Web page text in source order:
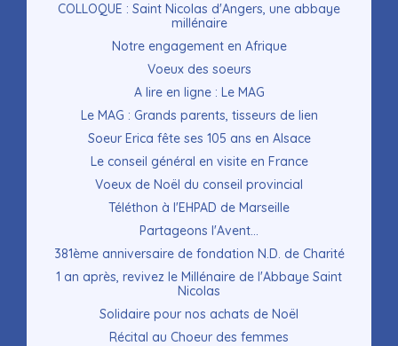
COLLOQUE : Saint Nicolas d'Angers, une abbaye
millénaire
Notre engagement en Afrique
Voeux des soeurs
A lire en ligne : Le MAG
Le MAG : Grands parents, tisseurs de lien
Soeur Erica fête ses 105 ans en Alsace
Le conseil général en visite en France
Voeux de Noël du conseil provincial
Téléthon à l'EHPAD de Marseille
Partageons l'Avent...
381ème anniversaire de fondation N.D. de Charité
1 an après, revivez le Millénaire de l'Abbaye Saint
Nicolas
Solidaire pour nos achats de Noël
Récital au Choeur des femmes